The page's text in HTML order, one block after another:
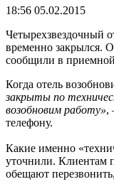
18:56 05.02.2015
Четырехзвездочный
временно закрылся.
сообщили в
Когда отель
закрыты по
возобновим работу»,
телефону.
Какие именно
уточнили. Клиентам
обещают